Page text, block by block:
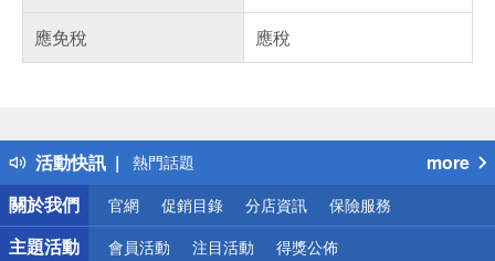
應免稅
應稅
活動快訊
得獎公告
熱門話題
銀行優惠
偏遠地區配送
詐騙網頁！請小心！
more
關於我們
官網 促銷目錄 分店資訊 保險服務
主題活動 會員活動 注目活動 得獎公佈